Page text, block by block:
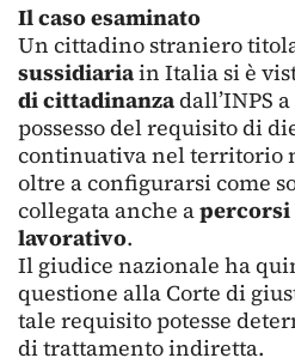
Il caso esaminato
Un cittadino straniero
sussidiariain Italia si è
di cittadinanzadall’INPS
possesso del requisito di
continuativa nel territorio
oltre a configurarsi come
collegata anche a
lavorativo.
Il giudice nazionale ha
questione alla Corte di
tale requisito potesse
di trattamento indiretta.